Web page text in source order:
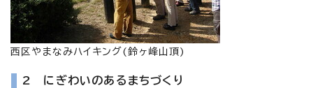
西区やまなみハイキング(鈴ヶ峰山頂)
2 にぎわいのあるまちづくり